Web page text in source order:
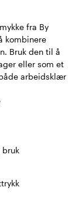
fra By
kombinere
Bruk den til å
eller som et
arbeidsklær
bruk